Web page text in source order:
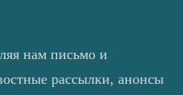
нам письмо и
рассылки, анонсы